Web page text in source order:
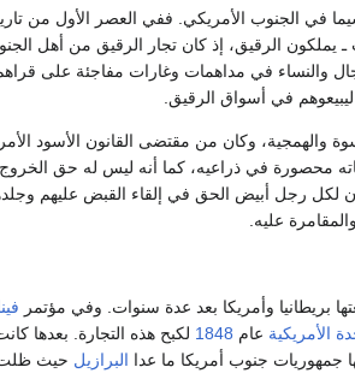
في الجنوب الأمريكي. ففي العصر الأول من
ـ يملكون الرقيق، إذ كان تجار الرقيق من أهل
والنساء في مداهمات وغارات مفاجئة على
في أسواق الرقيق.
والهمجية، وكان من مقتضى القانون الأسود
محصورة في ذراعيه، كما أنه ليس له حق
لكل رجل أبيض الحق في إلقاء القبض عليهم
عليه.
بريطانيا وأمريكا بعد عدة سنوات. وفي مؤتمر
الأمريكية عام 1848 لكبح هذه التجارة. بعدها
جمهوريات جنوب أمريكا ما عدا البرازيل حيث ظلت